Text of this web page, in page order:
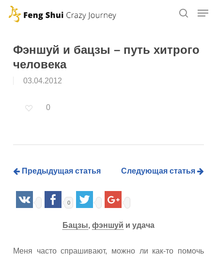
Skip
contentФэншуй и бацзы – путь хитрого
человека
03.04.2012
0
Предыдущая статья Следующая статья
0
Бацзы, фэншуй и удача
Меня часто спрашивают, можно ли как-то помочь